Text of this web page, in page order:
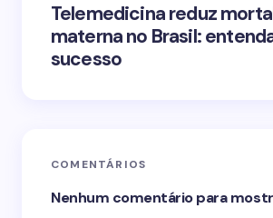
Telemedicina reduz
materna no Brasil:
sucesso
COMENTÁRIOS
Nenhum comentário para